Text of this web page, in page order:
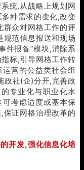
统,从战略上规划网
种需求的变化,改变
群众对网格工作的评
规范信息报送和现场
件报备”模块,消除系
标,引导网格工作转
营的公益类社会组
政社(企)分开,完善政
专业化与职业化水
考虑适度或基本保
保证网格治理改革的
开发,强化信息化培